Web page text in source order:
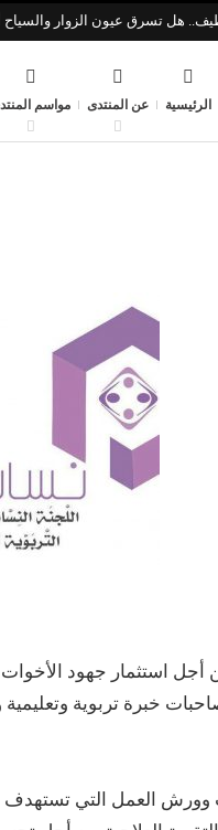
هل تسرق عيون الزوار والسياح
الرئيسية عن المنتدى مواسم
خبرة تربوية
وورش العمل التي